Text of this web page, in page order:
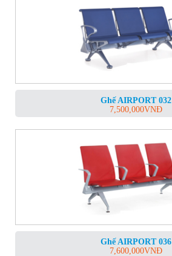
Ghế AIRPORT 032
7,500,000VNĐ
Ghế AIRPORT 036
7,600,000VNĐ